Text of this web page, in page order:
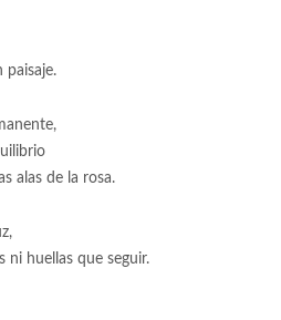
paisaje.
alas de la rosa.
ni huellas que seguir.